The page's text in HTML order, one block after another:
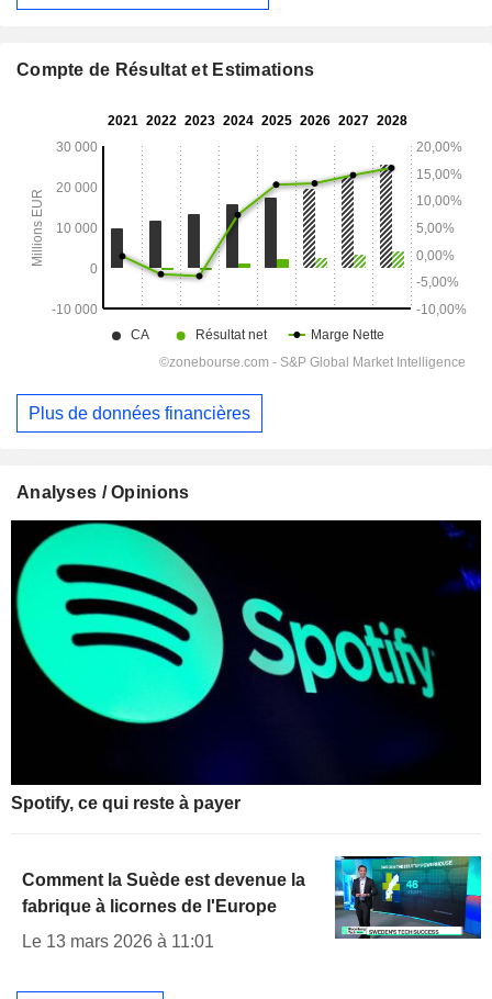
Compte de Résultat et Estimations
Plus de données financières
Analyses / Opinions
Spotify, ce qui reste à payer
Comment la Suède est devenue la
fabrique à licornes de l'Europe
Le 13 mars 2026 à 11:01